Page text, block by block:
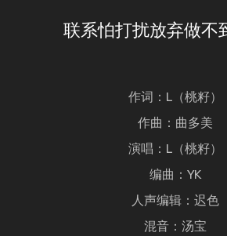
联系怕打扰放弃做不
作词：L（桃籽）
作曲：曲多美
演唱：L（桃籽）
编曲：YK
人声编辑：迟色
混音：汤宝